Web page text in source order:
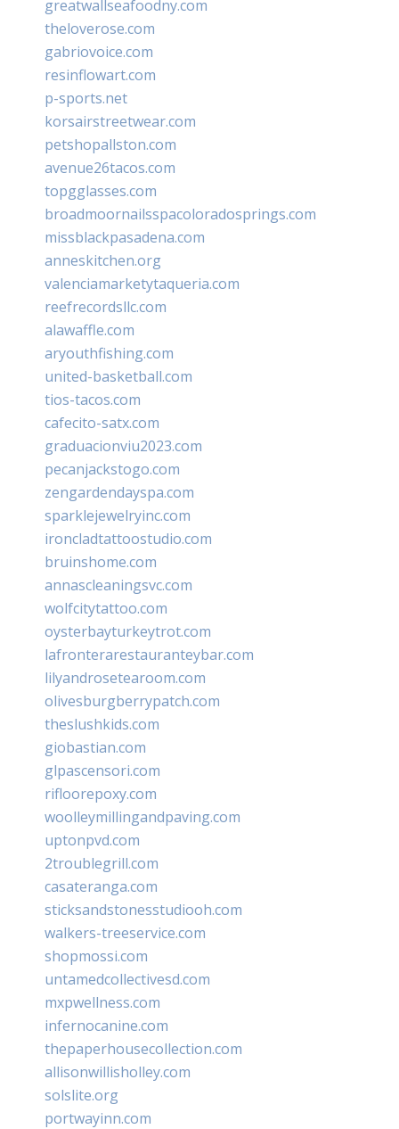
greatwallseafoodny.com
theloverose.com
gabriovoice.com
resinflowart.com
p-sports.net
korsairstreetwear.com
petshopallston.com
avenue26tacos.com
topgglasses.com
broadmoornailsspacoloradosprings.com
missblackpasadena.com
anneskitchen.org
valenciamarketytaqueria.com
reefrecordsllc.com
alawaffle.com
aryouthfishing.com
united-basketball.com
tios-tacos.com
cafecito-satx.com
graduacionviu2023.com
pecanjackstogo.com
zengardendayspa.com
sparklejewelryinc.com
ironcladtattoostudio.com
bruinshome.com
annascleaningsvc.com
wolfcitytattoo.com
oysterbayturkeytrot.com
lafronterarestauranteybar.com
lilyandrosetearoom.com
olivesburgberrypatch.com
theslushkids.com
giobastian.com
glpascensori.com
rifloorepoxy.com
woolleymillingandpaving.com
uptonpvd.com
2troublegrill.com
casateranga.com
sticksandstonesstudiooh.com
walkers-treeservice.com
shopmossi.com
untamedcollectivesd.com
mxpwellness.com
infernocanine.com
thepaperhousecollection.com
allisonwillisholley.com
solslite.org
portwayinn.com